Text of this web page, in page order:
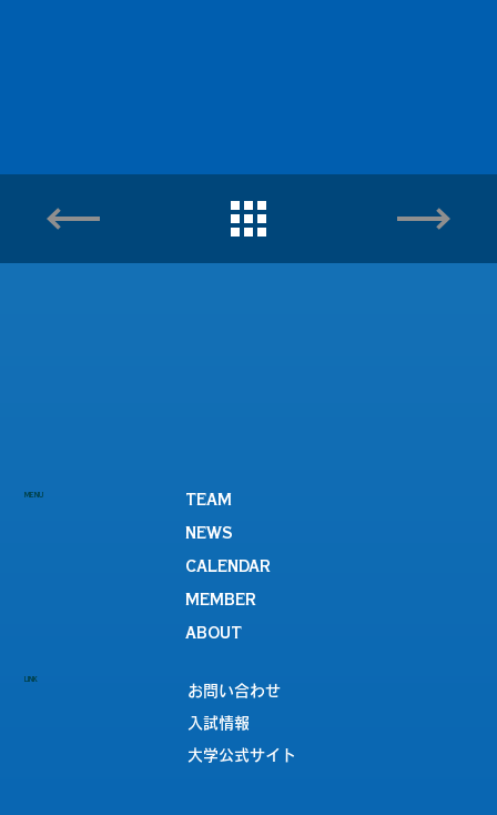
MENU
TEAM
NEWS
CALENDAR
MEMBER
ABOUT
LINK
お問い合わせ
入試情報
大学公式サイト